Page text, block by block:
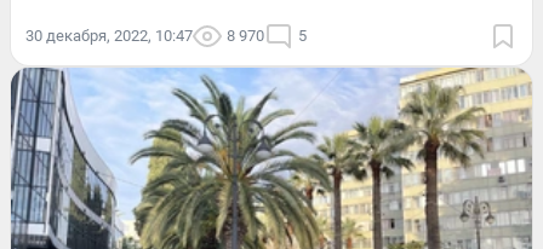
30 декабря, 2022, 10:47 8 970 5